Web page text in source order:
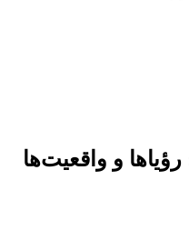
و واقعیت‌ها